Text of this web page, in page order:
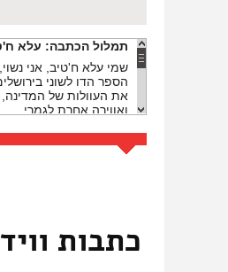
תמלול הכתבה: עלא
שמי עלא ח'טיב, אני
הספר הדו לשוני
את העוולות של המדינה,
ואווירה אחרת לגמרי.
ל"קו לעובד" וזה גם
סוף תמלול הכתבה:
כתבות